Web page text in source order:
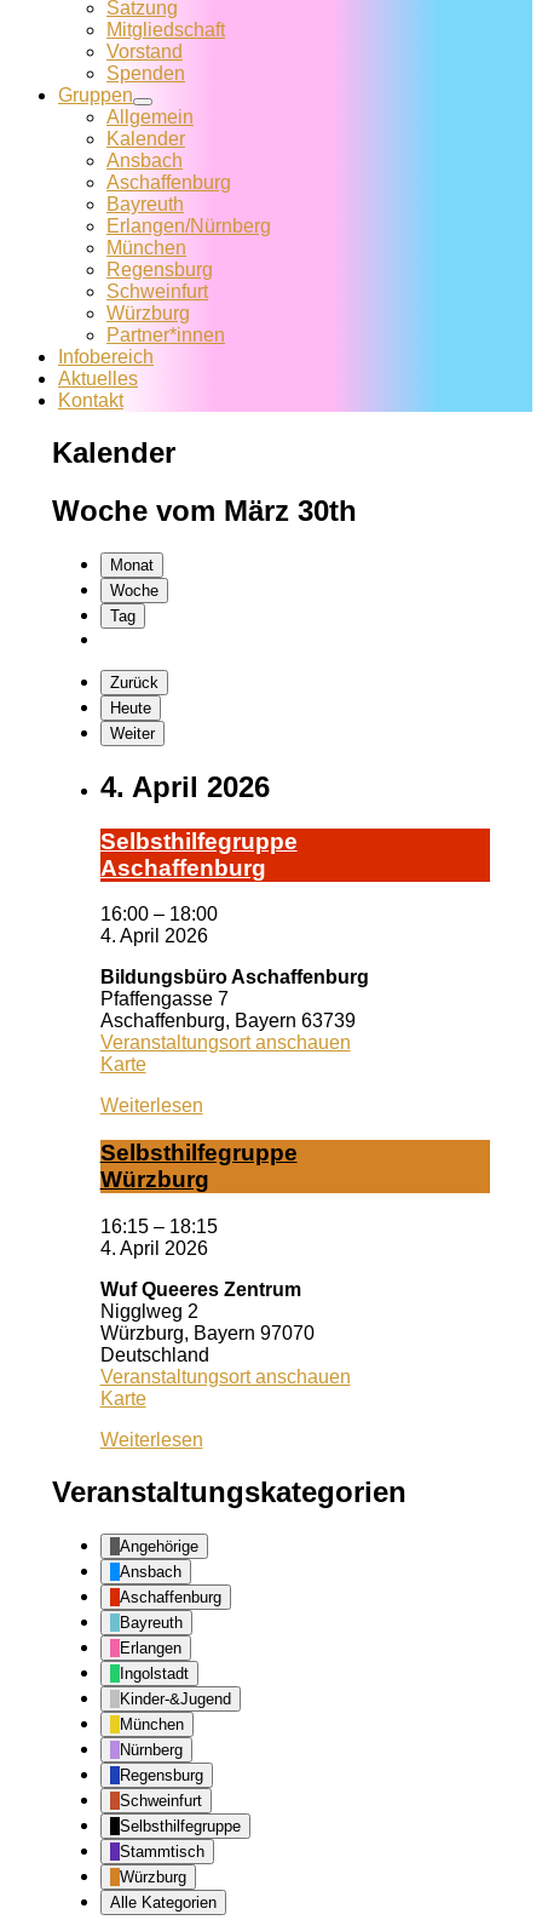
Satzung
Mitglied­schaft
Vorstand
Spenden
Gruppen
Allgemein
Kalender
Ansbach
Aschaffenburg
Bayreuth
Erlangen/Nürnberg
München
Regensburg
Schweinfurt
Würzburg
Partner*innen
Infobereich
Aktuelles
Kontakt
Kalender
Woche vom März 30th
Monat
Woche
Tag
Zurück
Heute
Weiter
4. April 2026
Selbst­hil­fe­grup­pe
A­schaf­fen­burg
16:00 – 18:00
4. April 2026
Bildungsbüro Aschaffenburg
Pfaffengasse 7
Aschaffenburg, Bayern 63739
Veranstaltungsort anschauen
KarteBildungsbüro
Weiterlesen
Selbst­hil­fe­grup­pe
Würz­burg
16:15 – 18:15
4. April 2026
Wuf Queeres Zentrum
Nigglweg 2
Würzburg, Bayern 97070
Deutschland
Veranstaltungsort anschauen
KarteWuf
Zentrum
Weiterlesen
Veranstaltungskategorien
Angehörige
Ansbach
Aschaffenburg
Bayreuth
Erlangen
Ingolstadt
Kinder-&Jugend
München
Nürnberg
Regensburg
Schweinfurt
Selbsthilfegruppe
Stammtisch
Würzburg
Alle Kategorien